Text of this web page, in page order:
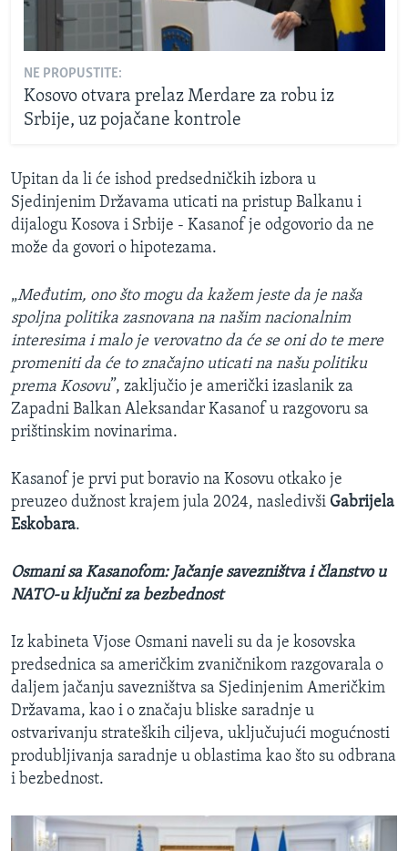
NE PROPUSTITE:
Kosovo otvara prelaz Merdare za robu iz
Srbije, uz pojačane kontrole
Upitan da li će ishod predsedničkih izbora u
Sjedinjenim Državama uticati na pristup Balkanu i
dijalogu Kosova i Srbije - Kasanof je odgovorio da ne
može da govori o hipotezama.
„Međutim, ono što mogu da kažem jeste da je naša
spoljna politika zasnovana na našim nacionalnim
interesima i malo je verovatno da će se oni do te mere
promeniti da će to značajno uticati na našu politiku
prema Kosovu”, zaključio je američki izaslanik za
Zapadni Balkan Aleksandar Kasanof u razgovoru sa
prištinskim novinarima.
Kasanof je prvi put boravio na Kosovu otkako je
preuzeo dužnost krajem jula 2024, nasledivši Gabrijela
Eskobara.
Osmani sa Kasanofom: Jačanje savezništva i članstvo u
NATO-u ključni za bezbednost
Iz kabineta Vjose Osmani naveli su da je kosovska
predsednica sa američkim zvaničnikom razgovarala o
daljem jačanju savezništva sa Sjedinjenim Američkim
Državama, kao i o značaju bliske saradnje u
ostvarivanju strateških ciljeva, uključujući mogućnosti
produbljivanja saradnje u oblastima kao što su odbrana
i bezbednost.